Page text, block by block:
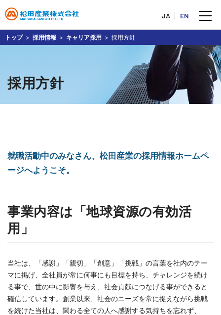
トップ 採用情報 キャリア採用 採用方針
採用方針
就職活動中のみなさん、松田産業の採用情報ホームペ
ージへようこそ。
事業内容は「地球資源の有効活
用」
当社は、「感謝」「親切」「創意」「挑戦」の言葉を社内のテー
マに掲げ、全社員が常に何事にも目標を持ち、チャレンジを続け
る事で、世の中に影響を与え、社会貢献につなげる事ができると
確信しています。創業以来、社会のニーズを常に捉えながら挑戦
を続けた当社は、関わる全ての人へ感謝する気持ちを忘れず、
JA EN